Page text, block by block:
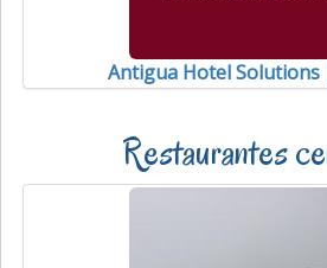
Antigua Hotel Solutions
Restaurantes